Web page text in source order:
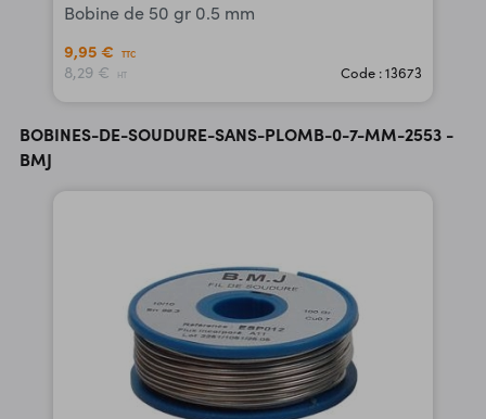
Bobine de 50 gr 0.5 mm
9,95 €
TTC
8,29 € HT Code : 13673
BOBINES-DE-SOUDURE-SANS-PLOMB-0-7-MM-2553 -
BMJ